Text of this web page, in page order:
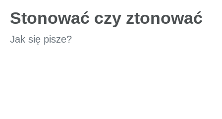
Stonować czy ztonować
Jak się pisze?